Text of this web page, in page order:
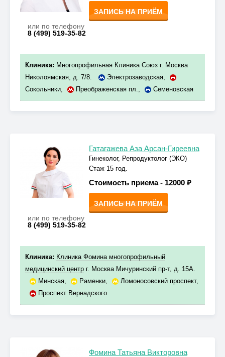
ЗАПИСЬ НА ПРИЁМ
или по телефону
8 (499) 519-35-82
Клиника: Многопрофильная Клиника Союз г. Москва
Николоямская, д. 7/8.
Электрозаводская,
Сокольники, Преображенская пл., Семеновская
Гатагажева Аза Арсан-Гиреевна
Гинеколог, Репродуктолог (ЭКО)
Стаж 15 год.
Стоимость приема - 12000 ₽
ЗАПИСЬ НА ПРИЁМ
или по телефону
8 (499) 519-35-82
Клиника: Клиника Фомина многопрофильный
медицинский центр г. Москва Мичуринский пр-т, д. 15А.
Минская, Раменки, Ломоносовский проспект,
Проспект Вернадского
Фомина Татьяна Викторовна